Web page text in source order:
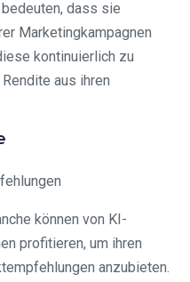
dass sie
Marketingkampagnen
kontinuierlich zu
aus ihren
können von KI-
profitieren, um ihren
anzubieten.